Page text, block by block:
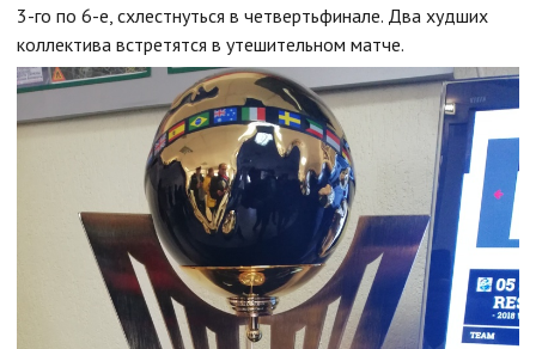
3-го по 6-е, схлестнуться в четвертьфинале. Два худших
коллектива встретятся в утешительном матче.